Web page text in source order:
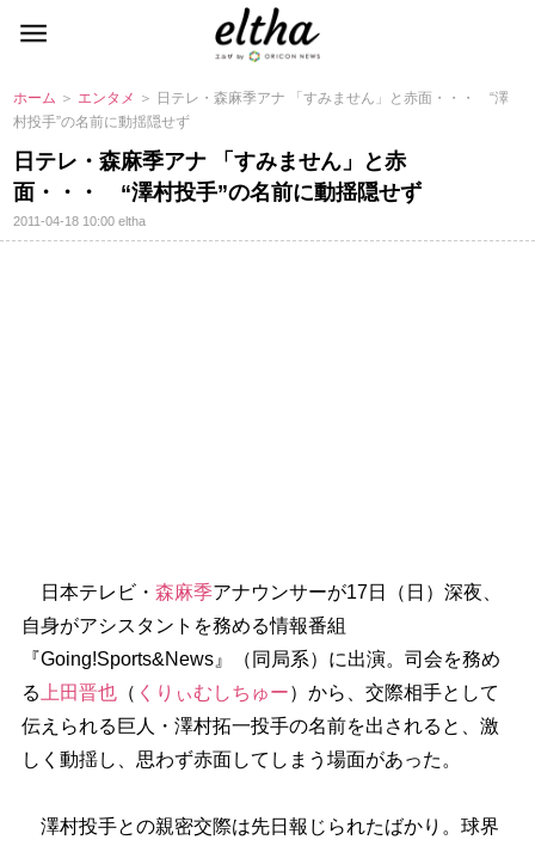
ホーム ＞ エンタメ ＞ 日テレ・森麻季アナ 「すみません」と赤面・・・ “澤
村投手”の名前に動揺隠せず
日テレ・森麻季アナ 「すみません」と赤
面・・・ “澤村投手”の名前に動揺隠せず
2011-04-18 10:00eltha
日本テレビ・ 森麻季アナウンサーが17日（日）深夜、
自身がアシスタントを務める情報番組
『Going!Sports&News』（同局系）に出演。司会を務め
る 上田晋也（ くりぃむしちゅー）から、交際相手として
伝えられる巨人・澤村拓一投手の名前を出されると、激
しく動揺し、思わず赤面してしまう場面があった。
澤村投手との親密交際は先日報じられたばかり。球界